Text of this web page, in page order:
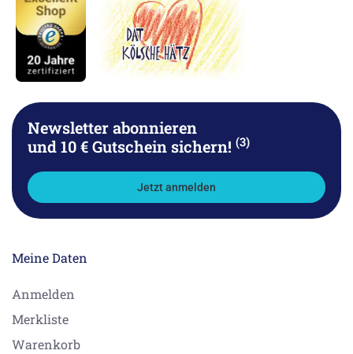
Newsletter abonnieren
und 10 € Gutschein sichern! (3)
Jetzt anmelden
Meine Daten
Anmelden
Merkliste
Warenkorb